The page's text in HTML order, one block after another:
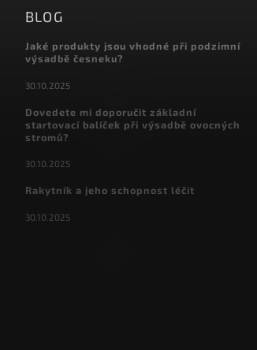
BLOG
Jaké produkty jsou vhodné při podzimní
výsadbě česneku?
30.10.2025
Dovedete mi doporučit základní
startovací balíček při výsadbě ovocných
stromů?
30.10.2025
Rakytník a jeho schopnost léčit
30.10.2025